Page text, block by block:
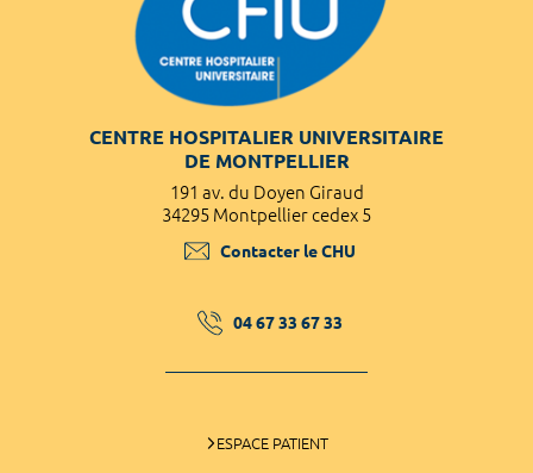
CENTRE HOSPITALIER UNIVERSITAIRE
DE MONTPELLIER
191 av. du Doyen Giraud
34295 Montpellier cedex 5
Contacter le CHU
04 67 33 67 33
ESPACE PATIENT